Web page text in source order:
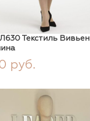
Текстиль Вивьен
руб.